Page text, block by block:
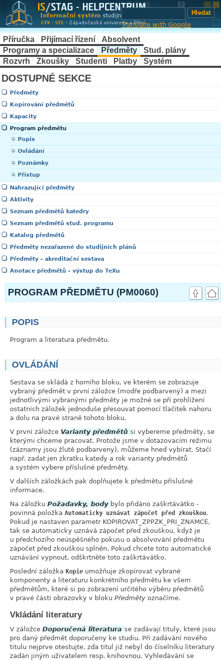
Translate with Google
Příručka Přijímací řízení
Absolvent
Programy a specializace
Předměty
Stud. plány
Rozvrh
Zkoušky Studenti Platby Systém
DOSTUPNÉ SEKCE
Předměty
Kopírování předmětů
Kapacity
Program předmětu
Popis
Ovládání
Poznámky
Přístup
Nahrazující předměty
Aktivity
Seznam předmětů katedry
Seznam předmětů stud. programu
Katalog předmětů
Předměty nezařazené do studijních plánů
Předměty - akreditační sestava
Anotace předmětů - výstup do TeXu
PROGRAM PŘEDMĚTU (PM0060)
POPIS
Program a literatura předmětu.
OVLÁDÁNÍ
Sestava se skládá z horního bloku, ve kterém se zobrazuje
vybraný předmět v první záložce (modře podbarvený) a mezi
jednotlivými vybranými předměty je možné se při prohlížení
ostatních záložek jednoduše přesouvat pomocí tlačítek nahoru
a dolu na pravé straně tohoto bloku.
V první záložce Varianty předmětů si vybereme předměty, se
kterými chceme pracovat. Protože jsme v dotazovacím režimu
(záznamy jsou žlutě podbarveny), můžeme hned vybírat. Stačí
např. zadat jen zkratku katedy a rok varianty předmětů
a systém vybere příslušné předměty.
V dalších záložkách pak doplňujete k předmětu příslušné
informace.
Na záložku Požadavky, body bylo přidáno zaškrtávátko -
povinná položka Automaticky uznávat zápočet před zkouškou.
Pokud je nastaven parametr KOPIROVAT_ZPPZK_PRI_ZNAMCE,
tak se automaticky uznává zápočet před zkouškou, když je
u předchozího neúspěšného pokusu o absolvování předmětu
zápočet před zkouškou splněn. Pokud chcete toto automatické
uznávání vypnout, odškrtněte toto zaškrtávátko.
Poslední záložka Kopie umožňuje zkopírovat vybrané
komponenty a literaturu konkrétního předmětu ke všem
předmětům, které si po zobrazení určitého výběru předmětů
v pravé části obrazovky v bloku Předměty označíme.
Vkládání literatury
V záložce Doporučená literatura se zadávají tituly, které jsou
pro daný předmět doporučeny ke studiu. Při zadávání nového
titulu nejprve otestujte, zda titul již nebyl do číselníku literatury
zadán jiným uživatelem resp. knihovnou. Vyhledávání se